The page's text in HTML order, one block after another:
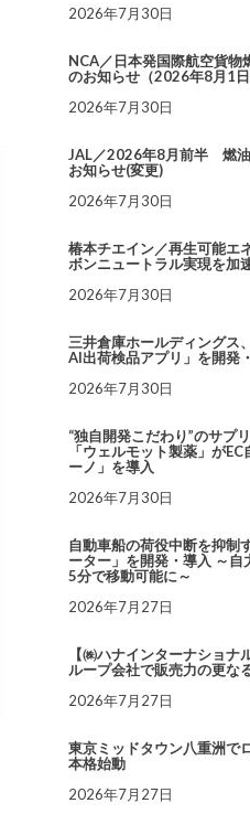
2026年7月30日
NCA／日本発国際航空貨物
のお知らせ（2026年8月1
2026年7月30日
JAL／2026年8月前半 燃
お知らせ(変更)
2026年7月30日
椿本チエイン／再生可能エ
ボンニュートラル実現を加
2026年7月30日
三井倉庫ホールディングス
AI出荷検品アプリ」を開発
2026年7月30日
“独自開発こだわり”のサプ
「ウェルモット製薬」が
ーノ」を導入
2026年7月30日
自動車船の荷役中断を抑制
ーター」を開発・導入 ～
5分で移動可能に～
2026年7月27日
【㈱ハナインターナショ
ループ会社で販売力の更な
2026年7月27日
東京ミッドタウン八重洲で
本格始動
2026年7月27日